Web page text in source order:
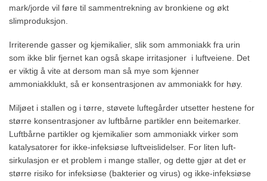
mark/jorde vil føre til sammentrekning av bronkiene og økt
slimproduksjon.
Irriterende gasser og kjemikalier, slik som ammoniakk fra urin
som ikke blir fjernet kan også skape irritasjoner i luftveiene. Det
er viktig å vite at dersom man så mye som kjenner
ammoniakklukt, så er konsentrasjonen av ammoniakk for høy.
Miljøet i stallen og i tørre, støvete luftegårder utsetter hestene for
større konsentrasjoner av luftbårne partikler enn beitemarker.
Luftbårne partikler og kjemikalier som ammoniakk virker som
katalysatorer for ikke-infeksiøse luftveislidelser. For liten luft-
sirkulasjon er et problem i mange staller, og dette gjør at det er
større risiko for infeksiøse (bakterier og virus) og ikke-infeksiøse